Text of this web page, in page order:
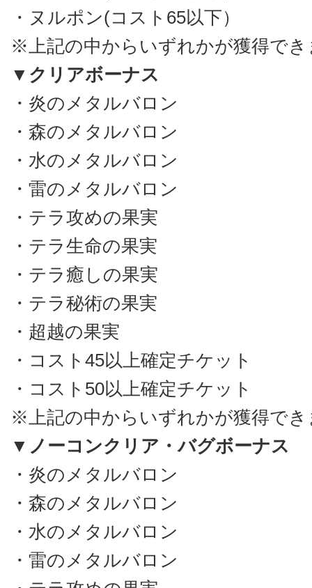
・ヌルポン(コスト65以下）
※上記の中からいずれかが獲得でき
▼クリアボーナス
・炎のメタルバロン
・森のメタルバロン
・水のメタルバロン
・雷のメタルバロン
・テラ攻めの果実
・テラ生命の果実
・テラ癒しの果実
・テラ秘術の果実
・超越の果実
・コスト45以上確定チケット
・コスト50以上確定チケット
※上記の中からいずれかが獲得でき
▼ノーコンクリア・バグボーナス
・炎のメタルバロン
・森のメタルバロン
・水のメタルバロン
・雷のメタルバロン